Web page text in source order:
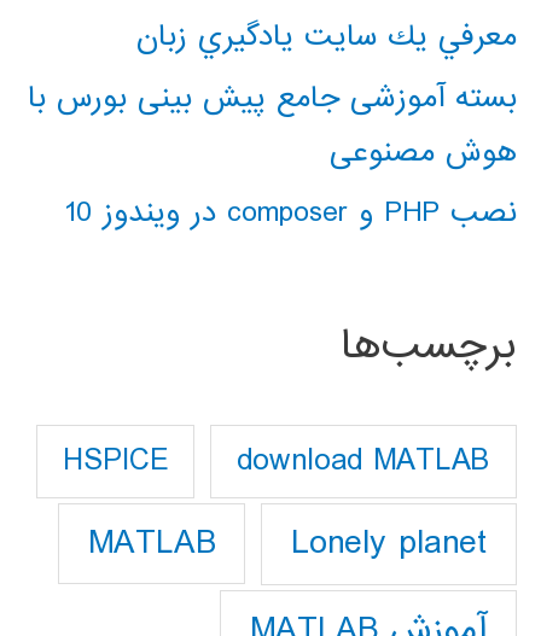
معرفي يك سايت يادگيري زبان
بسته آموزشی جامع پیش بینی بورس با
هوش مصنوعی
نصب PHP و composer در ویندوز 10
برچسب‌ها
download MATLAB
HSPICE
Lonely planet
MATLAB